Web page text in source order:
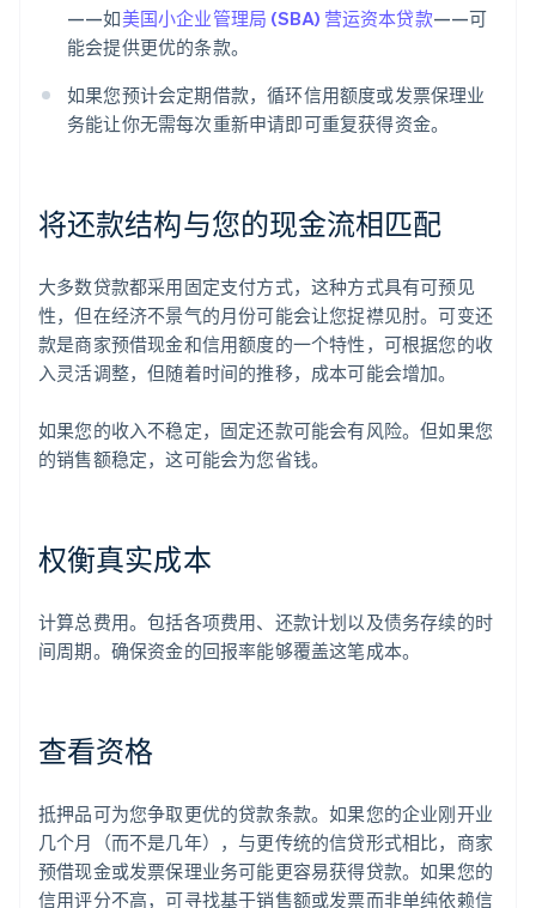
——如美国小企业管理局 (SBA) 营运资本贷款——可
能会提供更优的条款。
如果您预计会定期借款，循环信用额度或发票保理业
务能让你无需每次重新申请即可重复获得资金。
将还款结构与您的现金流相匹配
大多数贷款都采用固定支付方式，这种方式具有可预见
性，但在经济不景气的月份可能会让您捉襟见肘。可变还
款是商家预借现金和信用额度的一个特性，可根据您的收
入灵活调整，但随着时间的推移，成本可能会增加。
如果您的收入不稳定，固定还款可能会有风险。但如果您
的销售额稳定，这可能会为您省钱。
权衡真实成本
计算总费用。包括各项费用、还款计划以及债务存续的时
间周期。确保资金的回报率能够覆盖这笔成本。
查看资格
抵押品可为您争取更优的贷款条款。如果您的企业刚开业
几个月（而不是几年），与更传统的信贷形式相比，商家
预借现金或发票保理业务可能更容易获得贷款。如果您的
信用评分不高，可寻找基于销售额或发票而非单纯依赖信